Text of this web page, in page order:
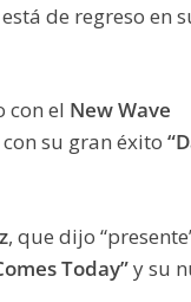
de regreso en
con el New Wave
su gran éxito
, que dijo
Today”y su